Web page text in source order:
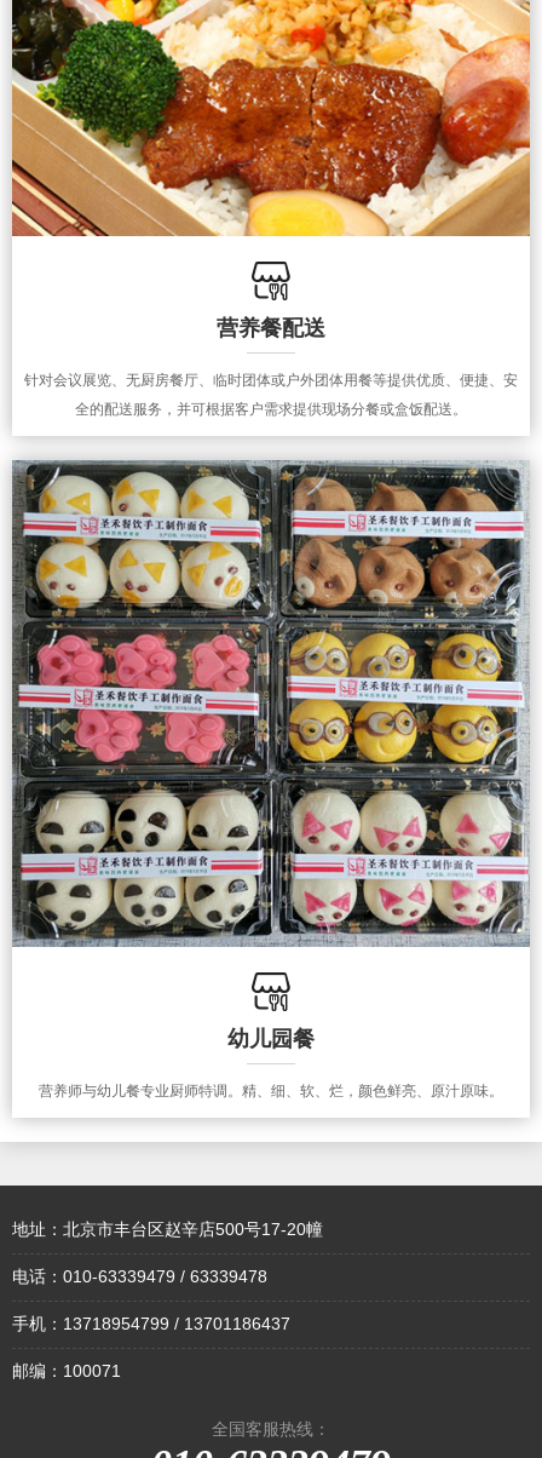
营养餐配送
针对会议展览、无厨房餐厅、临时团体或户外团体用餐等提供优质、便捷、安
全的配送服务，并可根据客户需求提供现场分餐或盒饭配送。
幼儿园餐
营养师与幼儿餐专业厨师特调。精、细、软、烂，颜色鲜亮、原汁原味。
地址：北京市丰台区赵辛店500号17-20幢
电话：010-63339479 / 63339478
手机：13718954799 / 13701186437
邮编：100071
全国客服热线：